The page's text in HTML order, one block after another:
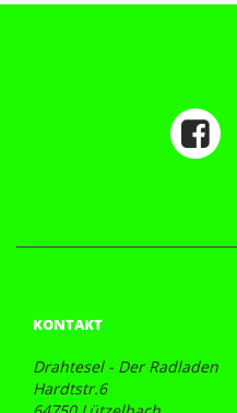
KONTAKT
Drahtesel - Der Radladen
Hardtstr.6